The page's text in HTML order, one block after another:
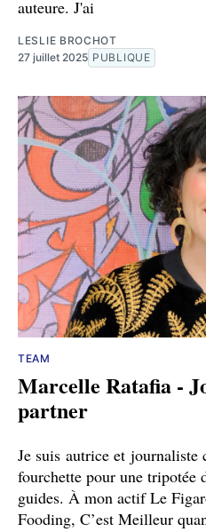
auteure. J'ai
LESLIE BROCHOT
27 juillet 2025 PUBLIQUE
TEAM
Marcelle Ratafia -
partner
Je suis autrice et journaliste
fourchette pour une tripotée
guides. À mon actif Le
Fooding, C’est Meilleur